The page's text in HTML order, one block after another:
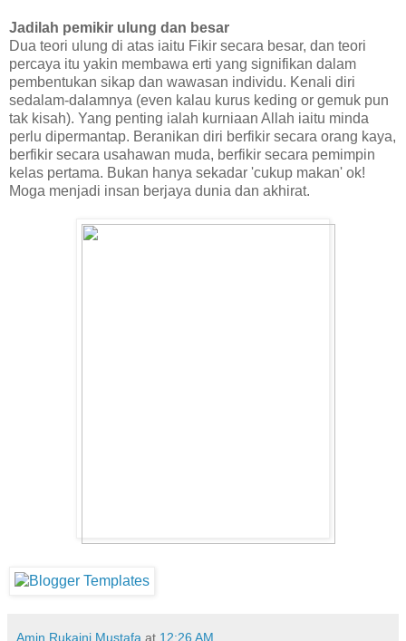
Jadilah pemikir ulung dan besar
Dua teori ulung di atas iaitu Fikir secara besar, dan teori
percaya itu yakin membawa erti yang signifikan dalam
pembentukan sikap dan wawasan individu. Kenali diri
sedalam-dalamnya (even kalau kurus keding or gemuk pun
tak kisah). Yang penting ialah kurniaan Allah iaitu minda
perlu dipermantap. Beranikan diri berfikir secara orang kaya,
berfikir secara usahawan muda, berfikir secara pemimpin
kelas pertama. Bukan hanya sekadar 'cukup makan' ok!
Moga menjadi insan berjaya dunia dan akhirat.
Amin Rukaini Mustafa at 12:26 AM